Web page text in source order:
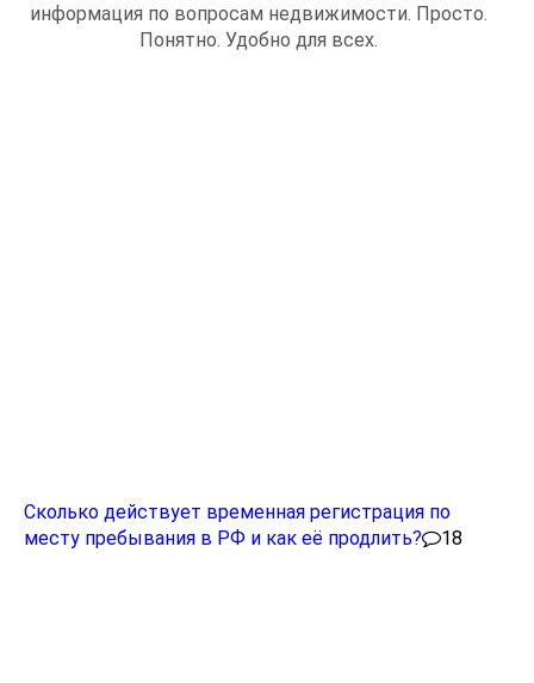
информация по вопросам недвижимости. Просто.
Понятно. Удобно для всех.
Сколько действует временная регистрация по
месту пребывания в РФ и как её продлить?
18